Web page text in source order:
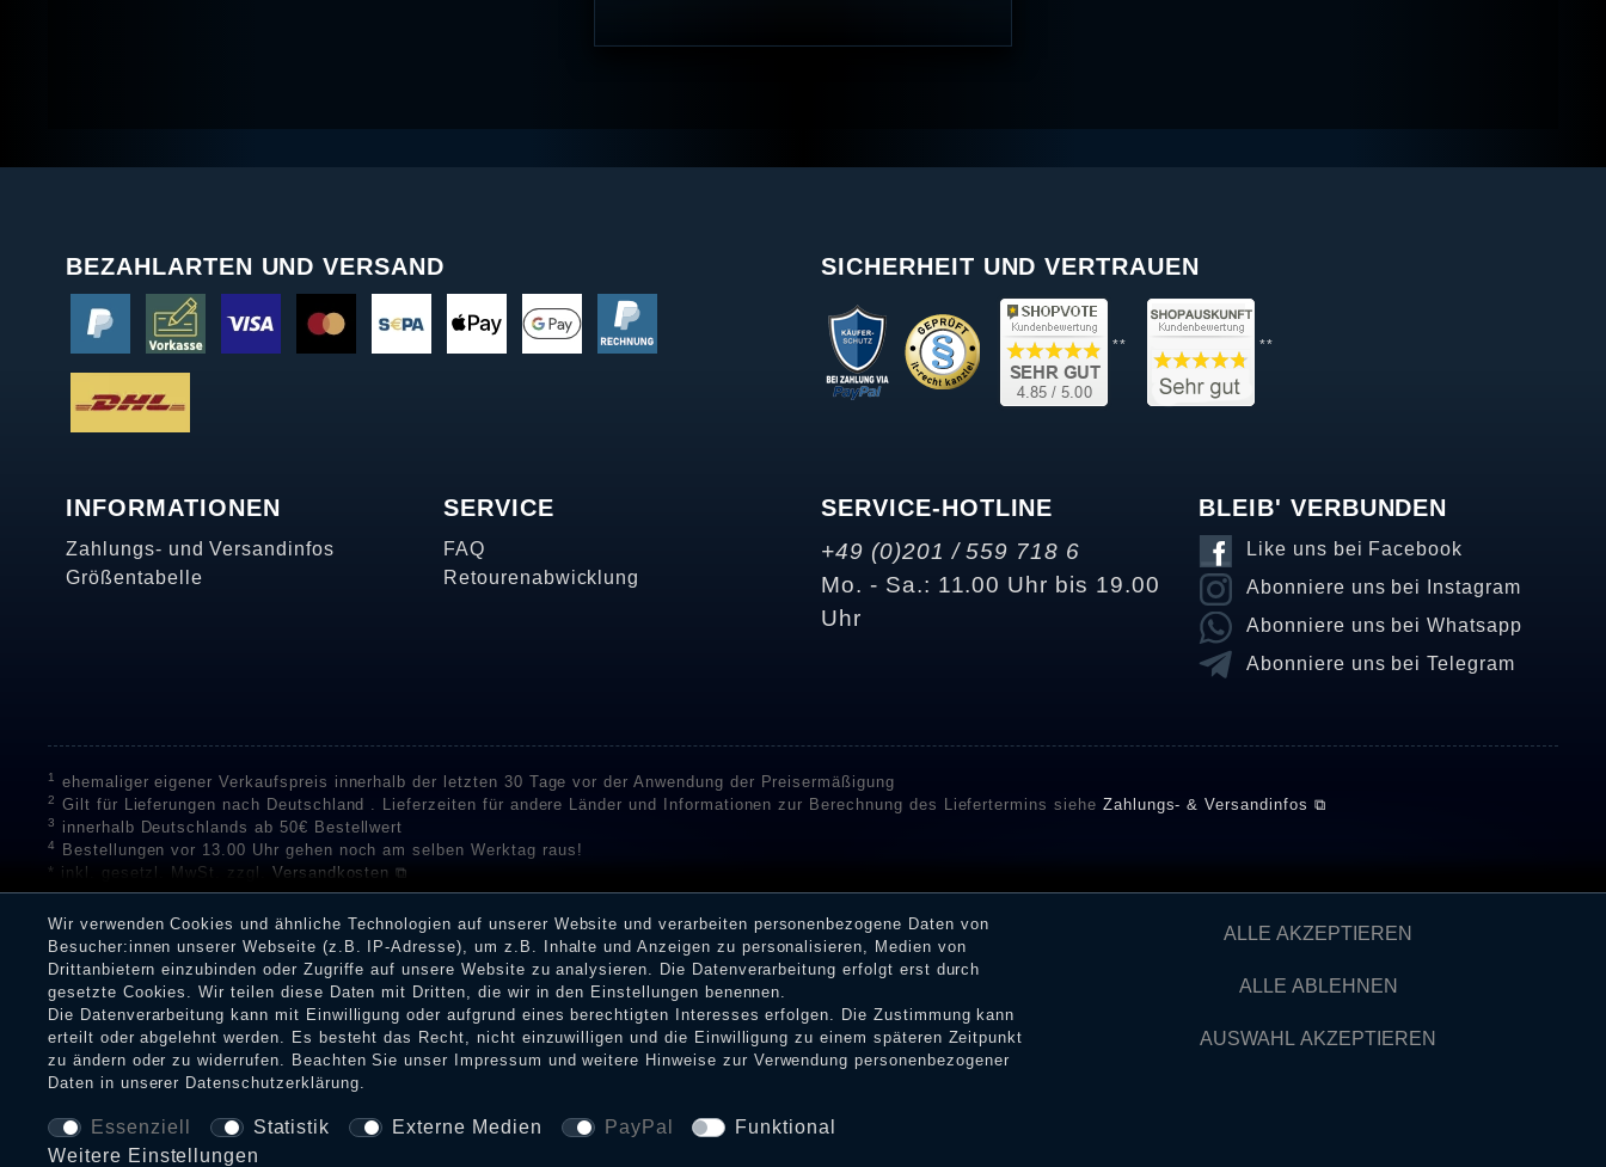
BEZAHLARTEN UND VERSAND SICHERHEIT UND VERTRAUEN
** **
INFORMATIONEN
Zahlungs- und Versandinfos
Größentabelle
SERVICE
FAQ
Retourenabwicklung
SERVICE-HOTLINE
+49 (0)201 / 559 718 6
Mo. - Sa.: 11.00 Uhr bis 19.00
Uhr
BLEIB' VERBUNDEN
Like uns bei Facebook
Abonniere uns bei Instagram
Abonniere uns bei Whatsapp
Abonniere uns bei Telegram
1 ehemaliger eigener Verkaufspreis innerhalb der letzten 30 Tage vor der Anwendung der Preisermäßigung
2 Gilt für Lieferungen nach Deutschland . Lieferzeiten für andere Länder und Informationen zur Berechnung des Liefertermins siehe Zahlungs- & Versandinfos ⧉
3 innerhalb Deutschlands ab 50€ Bestellwert
4
Bestellungen vor 13.00 Uhr gehen noch am selben Werktag raus!
* inkl. gesetzl. MwSt. zzgl. Versandkosten ⧉
** Unser Unternehmen sammelt über die unabhängigen Dienstleister SHOPVOTE und SHOPAUSKUNFT Bewertungen. SHOPVOTE setzt automatische und manuelle Maßnahmen ein, um
Bewertungen zu verifizieren.Informationen zur Echtheit von Kundenbewertungen auf SHOPVOTE finden Sie hier. ⧉
Eine Überprüfung der Bewertungen durch Shopauskunft hat vor deren Veröffentlichung nicht stattgefunden. Die Bewertungen könnten von Verbrauchern stammen, die die Ware oder
Dienstleistungen gar nicht erworben oder genutzt haben. Nach Erhalt einer Benachrichtigungs-E-Mail können Händler die Bewertungen verifizieren und über die erfolgte Verifizierung im
Shop informieren.
Impressum
© Copyright 2026 Dark Ages Glasche & Kuczwalska GbR
Wir verwenden Cookies und ähnliche Technologien auf unserer Website und verarbeiten personenbezogene Daten von
Besucher:innen unserer Webseite (z.B. IP-Adresse), um z.B. Inhalte und Anzeigen zu personalisieren, Medien von
Drittanbietern einzubinden oder Zugriffe auf unsere Website zu analysieren. Die Datenverarbeitung erfolgt erst durch
gesetzte Cookies. Wir teilen diese Daten mit Dritten, die wir in den Einstellungen benennen.
Die Datenverarbeitung kann mit Einwilligung oder aufgrund eines berechtigten Interesses erfolgen. Die Zustimmung kann
erteilt oder abgelehnt werden. Es besteht das Recht, nicht einzuwilligen und die Einwilligung zu einem späteren Zeitpunkt
zu ändern oder zu widerrufen. Beachten Sie unser
Impressum und weitere Hinweise zur Verwendung personenbezogener
Daten in unserer Daten­schutz­erklärung.
Essenziell Statistik Externe Medien PayPal
Funktional
Weitere Einstellungen
ALLE AKZEPTIEREN
ALLE ABLEHNEN
AUSWAHL AKZEPTIEREN